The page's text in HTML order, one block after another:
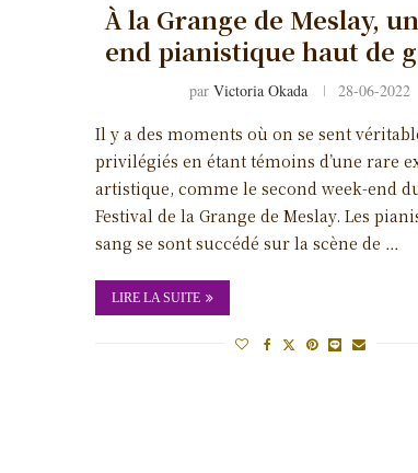
À la Grange de Meslay,
end pianistique haut de
parVictoria Okada 28-06-2022
Il y a des moments où on se sent
privilégiés en étant témoins d’une rare
artistique, comme le second week-end
Festival de la Grange de Meslay. Les
sang se sont succédé sur la scène de …
LIRE LA SUITE